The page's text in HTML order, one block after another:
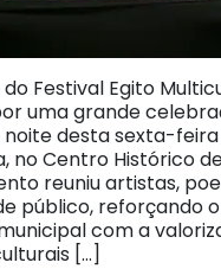
Festival Egito
uma grande
desta sexta-
no Centro Histórico
reuniu artistas,
público, reforçando
com a
[…]